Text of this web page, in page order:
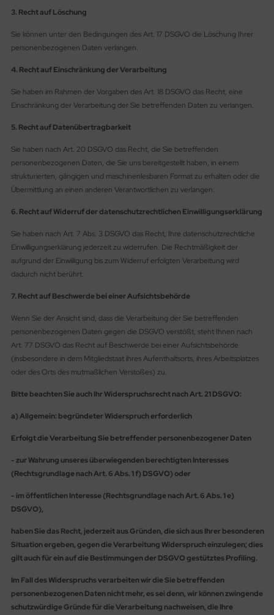
3. Recht auf Löschung
Sie können unter den Bedingungen des Art. 17 DSGVO die Löschung Ihrer
personenbezogenen Daten verlangen.
4. Recht auf Einschränkung der Verarbeitung
Sie haben im Rahmen der Vorgaben des Art. 18 DSGVO das Recht, eine
Einschränkung der Verarbeitung der Sie betreffenden Daten zu verlangen.
5. Recht auf Datenübertragbarkeit
Sie haben nach Art. 20 DSGVO das Recht, die Sie betreffenden
personenbezogenen Daten, die Sie uns bereitgestellt haben, in einem
strukturierten, gängigen und maschinenlesbaren Format zu erhalten oder die
Übermittlung an einen anderen Verantwortlichen zu verlangen.
6. Recht auf Widerruf der datenschutzrechtlichen Einwilligungserklärung
Sie haben nach Art. 7 Abs. 3 DSGVO das Recht, Ihre datenschutzrechtliche
Einwilligungserklärung jederzeit zu widerrufen. Die Rechtmäßigkeit der
aufgrund der Einwilligung bis zum Widerruf erfolgten Verarbeitung wird
dadurch nicht berührt.
7. Recht auf Beschwerde bei einer Aufsichtsbehörde
Wenn Sie der Ansicht sind, dass die Verarbeitung der Sie betreffenden
personenbezogenen Daten gegen die DSGVO verstößt, steht Ihnen nach
Art. 77 DSGVO das Recht auf Beschwerde bei einer Aufsichtsbehörde
(insbesondere in dem Mitgliedstaat ihres Aufenthaltsorts, ihres Arbeitsplatzes
oder des Orts des mutmaßlichen Verstoßes) zu.
Bitte beachten Sie auch Ihr Widerspruchsrecht nach Art. 21 DSGVO:
a) Allgemein: begründeter Widerspruch erforderlich
Erfolgt die Verarbeitung Sie betreffender personenbezogener Daten
- zur Wahrung unseres überwiegenden berechtigten Interesses
(Rechtsgrundlage nach Art. 6 Abs. 1 f) DSGVO) oder
- im öffentlichen Interesse (Rechtsgrundlage nach Art. 6 Abs. 1 e)
DSGVO),
haben Sie das Recht, jederzeit aus Gründen, die sich aus Ihrer besonderen
Situation ergeben, gegen die Verarbeitung Widerspruch einzulegen; dies
gilt auch für ein auf die Bestimmungen der DSGVO gestütztes Profiling.
Im Fall des Widerspruchs verarbeiten wir die Sie betreffenden
personenbezogenen Daten nicht mehr, es sei denn, wir können zwingende
schutzwürdige Gründe für die Verarbeitung nachweisen, die Ihre